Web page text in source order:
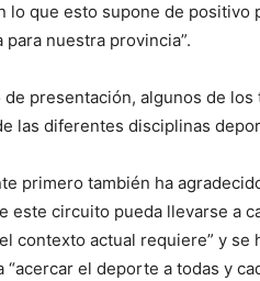
lo que esto supone de
nuestra provincia”.
de presentación, algunos de
las diferentes disciplinas
primero también ha
este circuito pueda llevarse a
contexto actual requiere” y
“acercar el deporte a todas y